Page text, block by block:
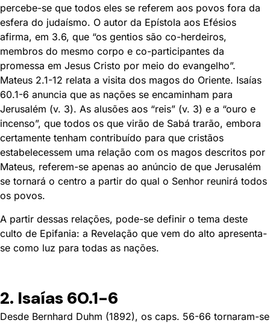
percebe-se que todos eles se referem aos povos fora da
esfera do judaísmo. O autor da Epístola aos Efésios
afirma, em 3.6, que “os gentios são co-herdeiros,
membros do mesmo corpo e co-participantes da
promessa em Jesus Cristo por meio do evangelho”.
Mateus 2.1-12 relata a visita dos magos do Oriente. Isaías
60.1-6 anuncia que as nações se encaminham para
Jerusalém (v. 3). As alusões aos “reis” (v. 3) e a “ouro e
incenso”, que todos os que virão de Sabá trarão, embora
certamente tenham contribuído para que cristãos
estabelecessem uma relação com os magos descritos por
Mateus, referem-se apenas ao anúncio de que Jerusalém
se tornará o centro a partir do qual o Senhor reunirá todos
os povos.
A partir dessas relações, pode-se definir o tema deste
culto de Epifania: a Revelação que vem do alto apresenta-
se como luz para todas as nações.
2. Isaías 60.1-6
Desde Bernhard Duhm (1892), os caps. 56-66 tornaram-se